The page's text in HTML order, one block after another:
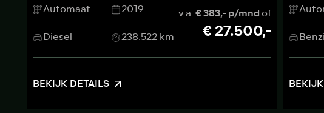
Automaat
2019
Diesel
238.522 km
v.a.€ 383,- p/mndof
€ 27.500,-
BEKIJK DETAILS